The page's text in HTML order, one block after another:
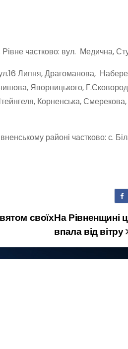
Рівне частково: вул. Медична,
Липня, Драгоманова,
Яворницького,
Корненська,
районі частково: с.
На Рівненщині
впала від вітру
своїх